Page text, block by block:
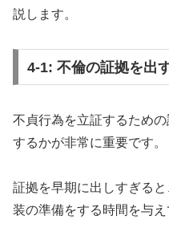
説します。
4-1: 不倫の証拠を出
不貞行為を立証するため
するかが非常に重要です。
証拠を早期に出しすぎる
装の準備をする時間を与